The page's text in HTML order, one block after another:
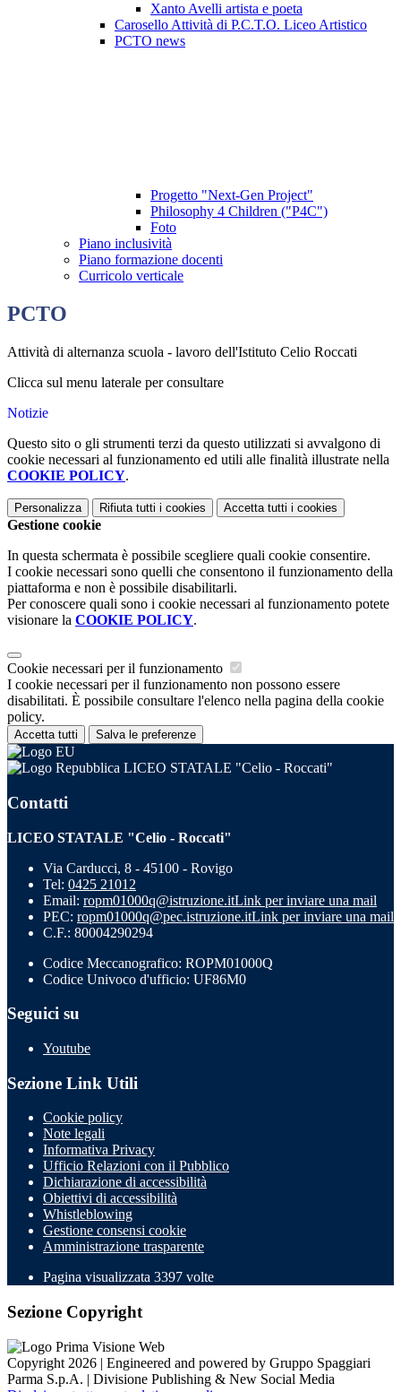
Xanto Avelli artista e poeta
Carosello Attività di P.C.T.O. Liceo Artistico
PCTO news
Progetto "Next-Gen Project"
Philosophy 4 Children ("P4C")
Foto
Piano inclusività
Piano formazione docenti
Curricolo verticale
PCTO
Attività di alternanza scuola - lavoro dell'Istituto Celio Roccati
Clicca sul menu laterale per consultare
Notizie
Questo sito o gli strumenti terzi da questo utilizzati si avvalgono di
cookie necessari al funzionamento ed utili alle finalità illustrate nella
COOKIE POLICY.
Personalizza Rifiuta tutti i cookies Accetta tutti i cookies
Gestione cookie
In questa schermata è possibile scegliere quali cookie consentire.
I cookie necessari sono quelli che consentono il funzionamento della
piattaforma e non è possibile disabilitarli.
Per conoscere quali sono i cookie necessari al funzionamento potete
visionare la COOKIE POLICY.
Cookie necessari per il funzionamento
I cookie necessari per il funzionamento non possono essere
disabilitati. È possibile consultare l'elenco nella pagina della cookie
policy.
Accetta tutti Salva le preferenze
LICEO STATALE "Celio - Roccati"
Contatti
LICEO STATALE "Celio - Roccati"
Via Carducci, 8 - 45100 - Rovigo
Tel: 0425 21012
Email: ropm01000q@istruzione.itLink per inviare una mail
PEC: ropm01000q@pec.istruzione.itLink per inviare una mail
C.F.: 80004290294
Codice Meccanografico: ROPM01000Q
Codice Univoco d'ufficio: UF86M0
Seguici su
Youtube
Sezione Link Utili
Cookie policy
Note legali
Informativa Privacy
Ufficio Relazioni con il Pubblico
Dichiarazione di accessibilità
Obiettivi di accessibilità
Whistleblowing
Gestione consensi cookie
Amministrazione trasparente
Pagina visualizzata 3397 volte
Sezione Copyright
Copyright 2026 | Engineered and powered by Gruppo Spaggiari
Parma S.p.A. | Divisione Publishing & New Social Media